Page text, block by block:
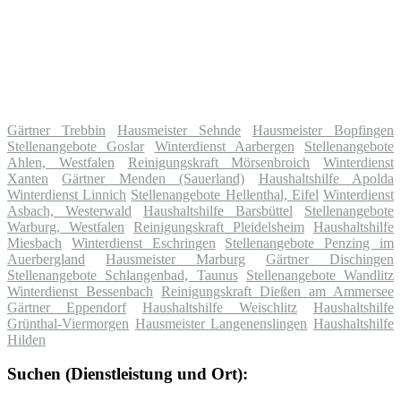
Gärtner Trebbin Hausmeister Sehnde
Hausmeister Bopfingen
Stellenangebote Goslar
Winterdienst Aarbergen
Stellenangebote
Ahlen, Westfalen
Reinigungskraft Mörsenbroich
Winterdienst
Xanten
Gärtner Menden (Sauerland)
Haushaltshilfe Apolda
Winterdienst Linnich Stellenangebote Hellenthal, Eifel Winterdienst
Asbach, Westerwald
Haushaltshilfe Barsbüttel
Stellenangebote
Warburg, Westfalen
Reinigungskraft Pleidelsheim Haushaltshilfe
Miesbach
Winterdienst Eschringen
Stellenangebote Penzing im
Auerbergland
Hausmeister Marburg
Gärtner Dischingen
Stellenangebote Schlangenbad, Taunus
Stellenangebote Wandlitz
Winterdienst Bessenbach Reinigungskraft Dießen am Ammersee
Gärtner Eppendorf
Haushaltshilfe Weischlitz
Haushaltshilfe
Grünthal-Viermorgen Hausmeister Langenenslingen Haushaltshilfe
Hilden
Suchen (Dienstleistung und Ort):